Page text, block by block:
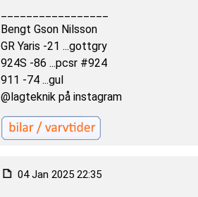
Bengt Gson Nilsson
GR Yaris -21 ...gottgry
924S -86 ...pcsr #924
911 -74 ...gul
@lagteknik på instagram
04 Jan 2025 22:35